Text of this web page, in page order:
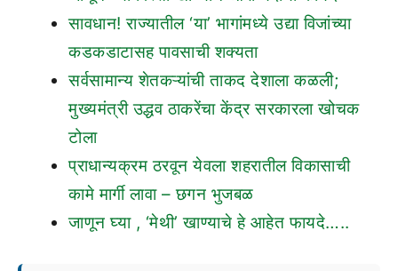
सावधान! राज्यातील ‘या’ भागांमध्ये उद्या विजांच्या
कडकडाटासह पावसाची शक्यता
सर्वसामान्य शेतकऱ्यांची ताकद देशाला कळली;
मुख्यमंत्री उद्धव ठाकरेंचा केंद्र सरकारला खोचक
टोला
प्राधान्यक्रम ठरवून येवला शहरातील विकासाची
कामे मार्गी लावा – छगन भुजबळ
जाणून घ्या , ‘मेथी’ खाण्याचे हे आहेत फायदे…..